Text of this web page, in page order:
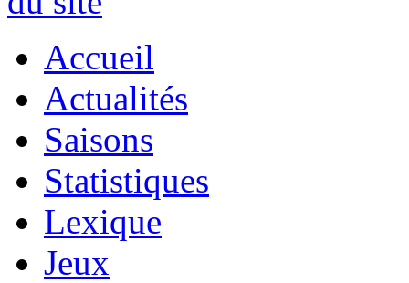
Accueil
Actualités
Saisons
Statistiques
Lexique
Jeux